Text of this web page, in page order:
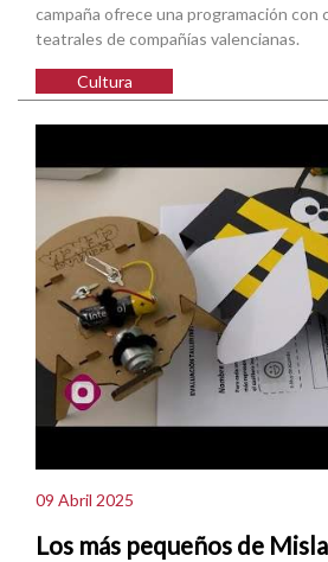
campaña ofrece una programación con
teatrales de compañías valencianas.
Cultura
09 Abril 2025
Los más pequeños de